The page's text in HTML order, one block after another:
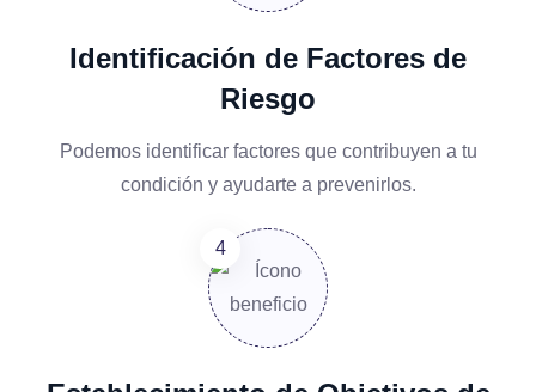
Identificación de Factores de
Riesgo
Podemos identificar factores que contribuyen a tu
condición y ayudarte a prevenirlos.